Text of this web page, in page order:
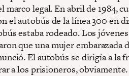
marco legal. En abril de 1984,
el autobús de la línea 300 en
estaba rodeado. Los
que una mujer embarazada
El autobús se dirigía a la
a los prisioneros, obviamente.